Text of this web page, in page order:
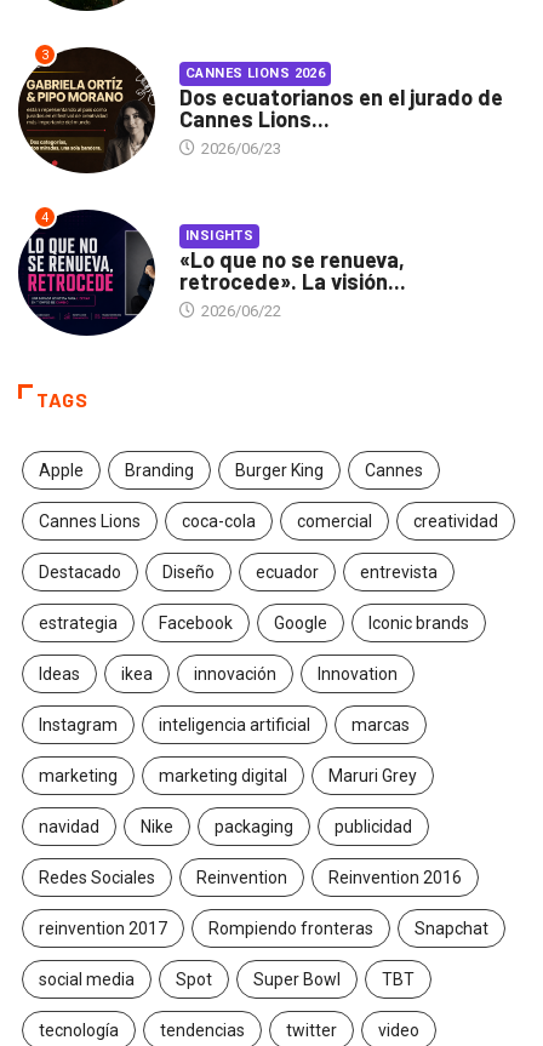
3
CANNES LIONS 2026
Dos ecuatorianos en el jurado de
Cannes Lions...
2026/06/23
4
INSIGHTS
«Lo que no se renueva,
retrocede». La visión...
2026/06/22
TAGS
Apple Branding Burger King Cannes
Cannes Lions coca-cola comercial creatividad
Destacado Diseño ecuador entrevista
estrategia Facebook Google Iconic brands
Ideas ikea innovación Innovation
Instagram inteligencia artificial marcas
marketing marketing digital Maruri Grey
navidad Nike packaging publicidad
Redes Sociales Reinvention Reinvention 2016
reinvention 2017 Rompiendo fronteras Snapchat
social media Spot Super Bowl TBT
tecnología tendencias twitter video